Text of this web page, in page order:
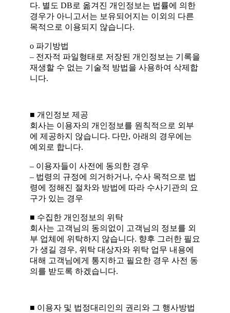
다. 별도 DB로 옮겨진 개인정보는 법률에 의한
경우가 아니고서는 보유되어지는 이외의 다른
목적으로 이용되지 않습니다.
ο 파기방법
– 전자적 파일형태로 저장된 개인정보는 기록을
재생할 수 없는 기술적 방법을 사용하여 삭제합
니다.
■ 개인정보 제공
회사는 이용자의 개인정보를 원칙적으로 외부
에 제공하지 않습니다. 다만, 아래의 경우에는
예외로 합니다.
– 이용자들이 사전에 동의한 경우
– 법령의 규정에 의거하거나, 수사 목적으로 법
령에 정해진 절차와 방법에 따라 수사기관의 요
구가 있는 경우
■ 수집한 개인정보의 위탁
회사는 고객님의 동의없이 고객님의 정보를 외
부 업체에 위탁하지 않습니다. 향후 그러한 필요
가 생길 경우, 위탁 대상자와 위탁 업무 내용에
대해 고객님에게 통지하고 필요한 경우 사전 동
의를 받도록 하겠습니다.
■ 이용자 및 법정대리인의 권리와 그 행사방법